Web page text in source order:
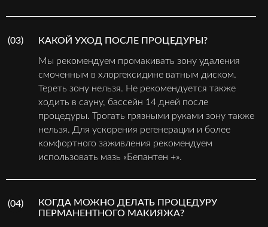
(03) КАКОЙ УХОД ПОСЛЕ ПРОЦЕДУРЫ?
Мы рекомендуем промакивать зону удаления
смоченным в хлоргексидине ватным диском.
Тереть зону нельзя. Не рекомендуется также
ходить в сауну, бассейн 14 дней после
процедуры. Трогать грязными руками зону также
нельзя. Для ускорения регенерации и более
комфортного заживления рекомендуем
использовать мазь «Бепантен +».
(04)
КОГДА МОЖНО ДЕЛАТЬ ПРОЦЕДУРУ
ПЕРМАНЕНТНОГО МАКИЯЖА?